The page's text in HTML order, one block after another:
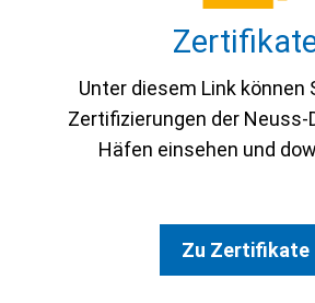
Unter diesem Link können
Zertifizierungen der
Häfen einsehen und
Zu Zertifikate